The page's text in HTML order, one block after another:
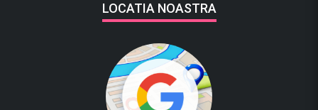
LOCATIA NOASTRA